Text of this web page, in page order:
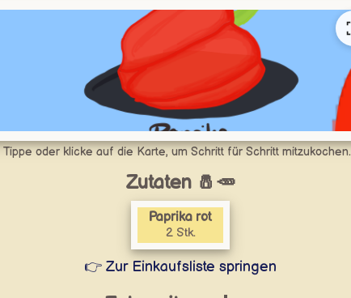
Tippe oder klicke auf die Karte, um Schritt für Schritt mitzukochen.
Zutaten 🧂🥕
Paprika rot
2 Stk.
👉 Zur Einkaufsliste springen